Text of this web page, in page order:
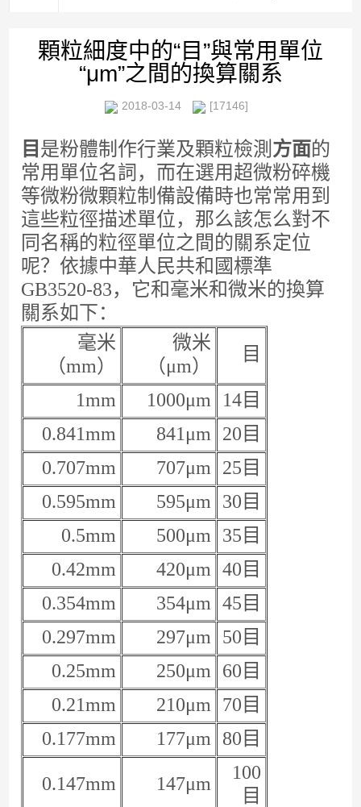
顆粒細度中的“目”與常用單位
“μm”之間的換算關系
2018-03-14 [17146]
目 是粉體制作行業及顆粒檢測 方面的
常用單位名詞，而在選用超微粉碎機
等微粉微顆粒制備設備時也常常用到
這些粒徑描述單位，那么該怎么對不
同名稱的粒徑單位之間的關系定位
呢？依據中華人民共和國標準
GB3520-83，它和毫米和微米的換算
關系如下：
毫米
（mm）
微米
（μm）
目
1mm 1000μm
14目
0.841mm
841μm
20目
0.707mm
707μm
25目
0.595mm
595μm
30目
0.5mm
500μm
35目
0.42mm
420μm
40目
0.354mm
354μm
45目
0.297mm
297μm
50目
0.25mm
250μm
60目
0.21mm
210μm
70目
0.177mm
177μm 80目
0.147mm 147μm
100
目